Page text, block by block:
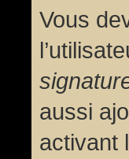
Vous
aussi
activant